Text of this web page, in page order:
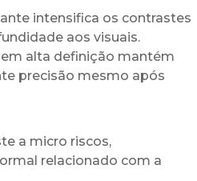
intensifica os contrastes
aos visuais.
alta definição mantém
precisão mesmo após
a micro riscos,
relacionado com a